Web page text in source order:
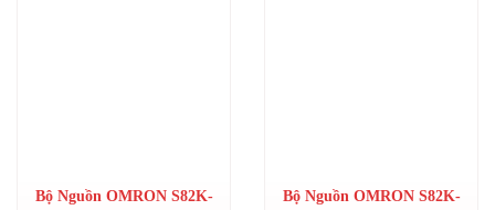
Bộ Nguồn OMRON S82K-
Bộ Nguồn OMRON S82K-